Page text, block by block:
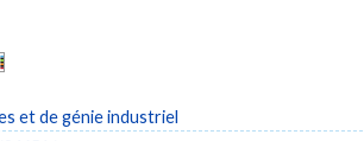
et de génie industriel